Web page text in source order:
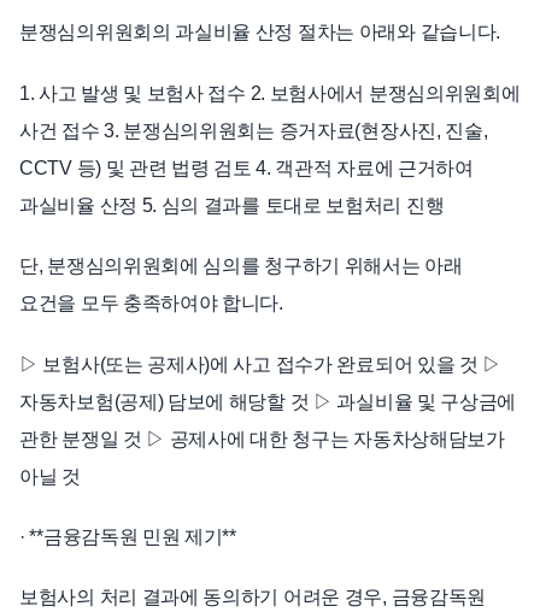
분쟁심의위원회의 과실비율 산정 절차는 아래와 같습니다.
1. 사고 발생 및 보험사 접수 2. 보험사에서 분쟁심의위원회에
사건 접수 3. 분쟁심의위원회는 증거자료(현장사진, 진술,
CCTV 등) 및 관련 법령 검토 4. 객관적 자료에 근거하여
과실비율 산정 5. 심의 결과를 토대로 보험처리 진행
단, 분쟁심의위원회에 심의를 청구하기 위해서는 아래
요건을 모두 충족하여야 합니다.
▷ 보험사(또는 공제사)에 사고 접수가 완료되어 있을 것 ▷
자동차보험(공제) 담보에 해당할 것 ▷ 과실비율 및 구상금에
관한 분쟁일 것 ▷ 공제사에 대한 청구는 자동차상해담보가
아닐 것
· **금융감독원 민원 제기**
보험사의 처리 결과에 동의하기 어려운 경우, 금융감독원